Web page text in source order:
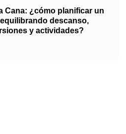
Cana: ¿cómo planificar un
descanso,
y actividades?